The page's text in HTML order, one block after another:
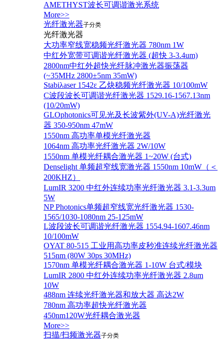
AMETHYST波长可调谐激光系统
More>>
光纤激光器子分类
光纤激光器
大功率窄线宽稳频光纤激光器 780nm 1W
中红外宽带可调谐光纤激光器 (超快 3-3.4um)
2800nm中红外超快光纤脉冲激光器振荡器
(~35MHz 2800±5nm 35mW)
Stabiλaser 1542ε 乙炔稳频光纤激光器 10/100mW
C波段波长可调谐光纤激光器 1529.16-1567.13nm
(10/20mW)
GLOphotonics可见光及长波紫外(UV-A)光纤激光
器 350-950nm 47mW
1550nm 高功率单模光纤激光器
1064nm 高功率光纤激光器 2W/10W
1550nm 单模光纤耦合激光器 1~20W (台式)
Denselight 单频超窄线宽激光器 1550nm 10mW（＜
200KHZ）
LumIR 3200 中红外连续功率光纤激光器 3.1-3.3um
5W
NP Photonics单频超窄线宽光纤激光器 1530-
1565/1030-1080nm 25-125mW
L波段波长可调谐光纤激光器 1554.94-1607.46nm
10/100mW
OYAT 80-515 工业用高功率皮秒准连续光纤激光器
515nm (80W 30ps 30MHz)
1570nm 单模光纤耦合激光器 1-10W 台式/模块
LumIR 2800 中红外连续功率光纤激光器 2.8um
10W
488nm 连续光纤激光器和放大器 高达2W
780nm 高功率超快光纤激光器
450nm120W光纤耦合激光器
More>>
扫描/扫频激光器子分类